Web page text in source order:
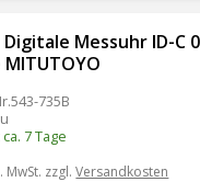
Digitale Messuhr ID-C
543-735B
7 Tage
MwSt. zzgl.Versandkosten